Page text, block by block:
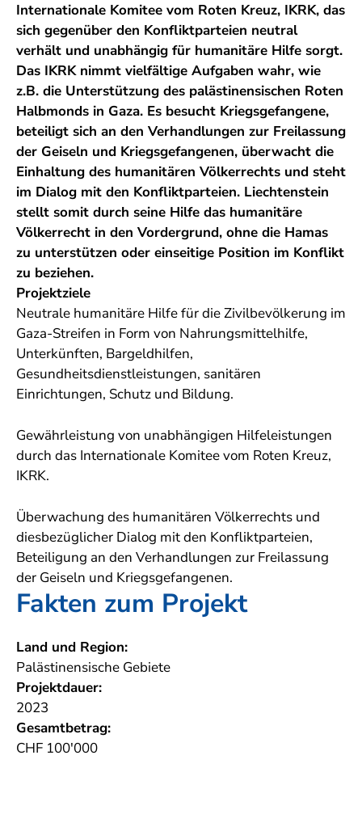
Internationale Komitee vom Roten Kreuz, IKRK, das
sich gegenüber den Konfliktparteien neutral
verhält und unabhängig für humanitäre Hilfe sorgt.
Das IKRK nimmt vielfältige Aufgaben wahr, wie
z.B. die Unterstützung des palästinensischen Roten
Halbmonds in Gaza. Es besucht Kriegsgefangene,
beteiligt sich an den Verhandlungen zur Freilassung
der Geiseln und Kriegsgefangenen, überwacht die
Einhaltung des humanitären Völkerrechts und steht
im Dialog mit den Konfliktparteien. Liechtenstein
stellt somit durch seine Hilfe das humanitäre
Völkerrecht in den Vordergrund, ohne die Hamas
zu unterstützen oder einseitige Position im Konflikt
zu beziehen.
Projektziele
Neutrale humanitäre Hilfe für die Zivilbevölkerung im
Gaza-Streifen in Form von Nahrungsmittelhilfe,
Unterkünften, Bargeldhilfen,
Gesundheitsdienstleistungen, sanitären
Einrichtungen, Schutz und Bildung.
Gewährleistung von unabhängigen Hilfeleistungen
durch das Internationale Komitee vom Roten Kreuz,
IKRK.
Überwachung des humanitären Völkerrechts und
diesbezüglicher Dialog mit den Konfliktparteien,
Beteiligung an den Verhandlungen zur Freilassung
der Geiseln und Kriegsgefangenen.
Fakten zum Projekt
Land und Region:
Palästinensische Gebiete
Projektdauer:
2023
Gesamtbetrag:
CHF 100'000